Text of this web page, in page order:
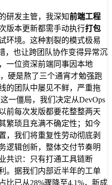
研发主管，我深知前端工程
版本更新都需手动执行打包
环境。这种割裂的模式极易
，也让跨团队协作变得异常沉
一位资深前端同事因本地
硬是熬了三个通宵才勉强跑
的团队中屡见不鲜，严重拖
一僵局，我们决定从DevOps
前每次发版都要花整整两天
繁琐且充满不确定性；如今
，我们将重复性劳动彻底剥
逻辑创新，整体交付节奏明
共识：只有打通工具链断
。据我们内部近半年的工单
比已从28%骤降至4.1%，新成